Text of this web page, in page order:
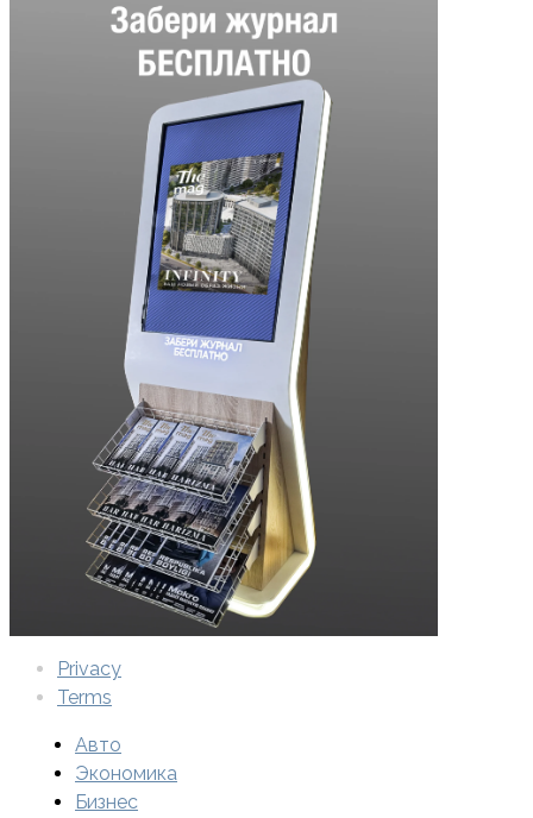
узбекистанец устроил автотур
по Европе
Privacy
Terms
Авто
Экономика
Бизнес